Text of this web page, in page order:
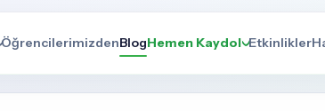
ÖğrencilerimizdenBlogHemen Kaydol Etkinlikler